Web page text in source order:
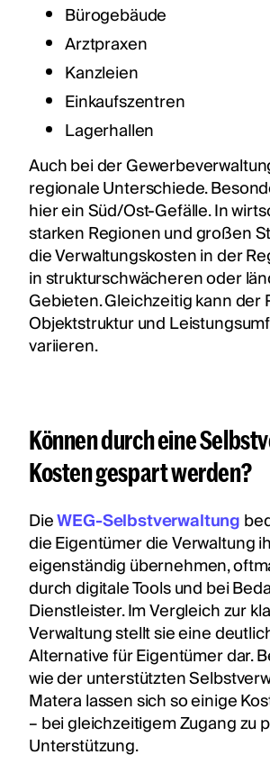
Bürogebäude
Arztpraxen
Kanzleien
Einkaufszentren
Lagerhallen
Auch bei der
regionale Unterschiede.
hier ein Süd/Ost-Gefälle. In
starken Regionen und großen
die Verwaltungskosten in der
in strukturschwächeren oder
Gebieten. Gleichzeitig kann der
Objektstruktur und
variieren.
Können durch eine
Kosten gespart werden?
DieWEG-Selbstverwaltung
die Eigentümer die Verwaltung
eigenständig übernehmen,
durch digitale Tools und bei
Dienstleister. Im Vergleich zur
Verwaltung stellt sie eine
Alternative für Eigentümer dar.
wie der unterstützten
Matera lassen sich so einige
– bei gleichzeitigem Zugang zu
Unterstützung.